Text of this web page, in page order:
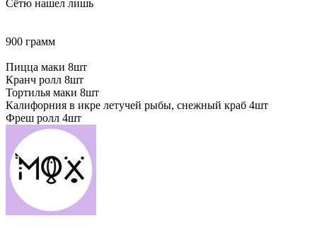
Сётю нашел лишь
900 грамм
Пицца маки 8шт
Кранч ролл 8шт
Тортилья маки 8шт
Калифорния в икре летучей рыбы, снежный краб 4шт
Фреш ролл 4шт